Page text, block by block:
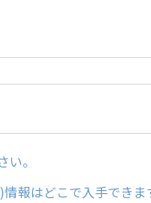
。
報はどこで入手できま